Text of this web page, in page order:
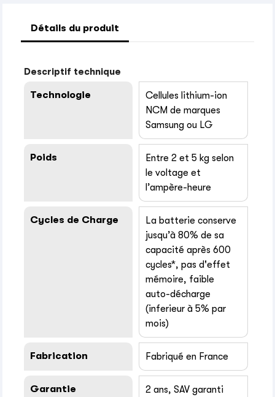
Détails du produit
Descriptif technique
Technologie
Cellules lithium-ion
NCM de marques
Samsung ou LG
Poids
Entre 2 et 5 kg selon
le voltage et
l’ampère-heure
Cycles de Charge
La batterie conserve
jusqu’à 80% de sa
capacité après 600
cycles*, pas d'effet
mémoire, faible
auto-décharge
(inferieur à 5% par
mois)
Fabrication Fabriqué en France
Garantie
2 ans, SAV garanti